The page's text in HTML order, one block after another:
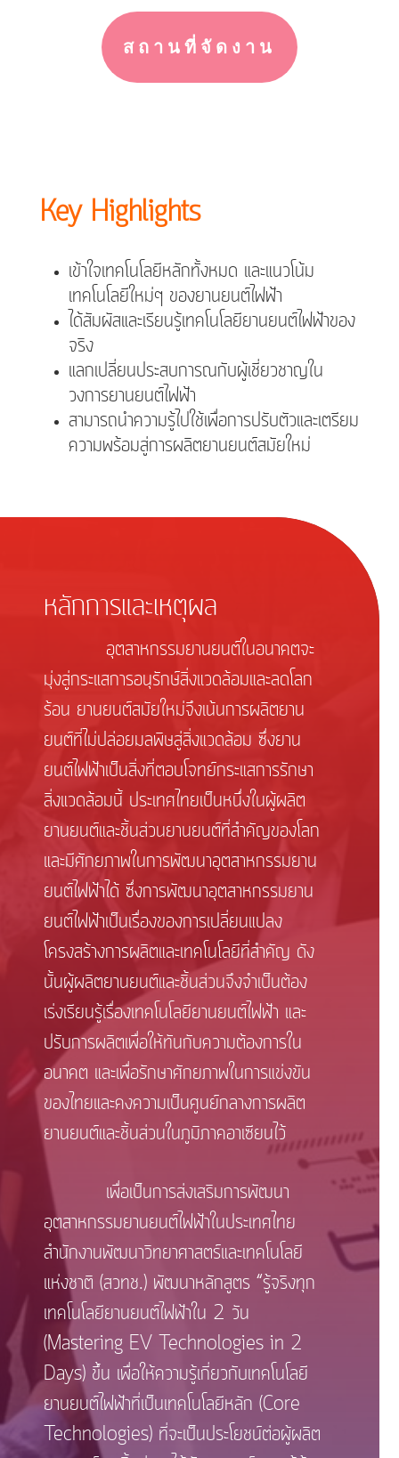
สถานที่จัดงาน
Key Highlights
เข้าใจเทคโนโลยีหลักทั้งหมด และแนวโน้ม
เทคโนโลยีใหม่ๆ ของยานยนต์ไฟฟ้า
ได้สัมผัสและเรียนรู้เทคโนโลยียานยนต์ไฟฟ้าของ
จริง
แลกเปลี่ยนประสบการณกับผู้เชี่ยวชาญใน
วงการยานยนต์ไฟฟ้า
สามารถนำความรู้ไปใช้เพื่อการปรับตัวและเตรียม
ความพร้อมสู่การผลิตยานยนต์สมัยใหม่
หลักการและเหตุผล
อุตสาหกรรมยานยนต์ในอนาคตจะ
มุ่งสู่กระแสการอนุรักษ์สิ่งแวดล้อมและลดโลก
ร้อน ยานยนต์สมัยใหม่จึงเน้นการผลิตยาน
ยนต์ที่ไม่ปล่อยมลพิษสู่สิ่งแวดล้อม ซึ่งยาน
ยนต์ไฟฟ้าเป็นสิ่งที่ตอบโจทย์กระแสการรักษา
สิ่งแวดล้อมนี้ ประเทศไทยเป็นหนึ่งในผู้ผลิต
ยานยนต์และชิ้นส่วนยานยนต์ที่สำคัญของโลก
และมีศักยภาพในการพัฒนาอุตสาหกรรมยาน
ยนต์ไฟฟ้าได้ ซึ่งการพัฒนาอุตสาหกรรมยาน
ยนต์ไฟฟ้าเป็นเรื่องของการเปลี่ยนแปลง
โครงสร้างการผลิตและเทคโนโลยีที่สำคัญ ดัง
นั้นผู้ผลิตยานยนต์และชิ้นส่วนจึงจำเป็นต้อง
เร่งเรียนรู้เรื่องเทคโนโลยียานยนต์ไฟฟ้า และ
ปรับการผลิตเพื่อให้ทันกับความต้องการใน
อนาคต และเพื่อรักษาศักยภาพในการแข่งขัน
ของไทยและคงความเป็นศูนย์กลางการผลิต
ยานยนต์และชิ้นส่วนในภูมิภาคอาเซียนไว้
เพื่อเป็นการส่งเสริมการพัฒนา
อุตสาหกรรมยานยนต์ไฟฟ้าในประเทศไทย
สำนักงานพัฒนาวิทยาศาสตร์และเทคโนโลยี
แห่งชาติ (สวทช.) พัฒนาหลักสูตร “รู้จริงทุก
เทคโนโลยียานยนต์ไฟฟ้าใน 2 วัน
(Mastering EV Technologies in 2
Days) ขึ้น เพื่อให้ความรู้เกี่ยวกับเทคโนโลยี
ยานยนต์ไฟฟ้าที่เป็นเทคโนโลยีหลัก (Core
Technologies) ที่จะเป็นประโยชน์ต่อผู้ผลิต